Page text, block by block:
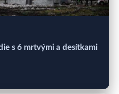
s 6 mrtvými a desítkami